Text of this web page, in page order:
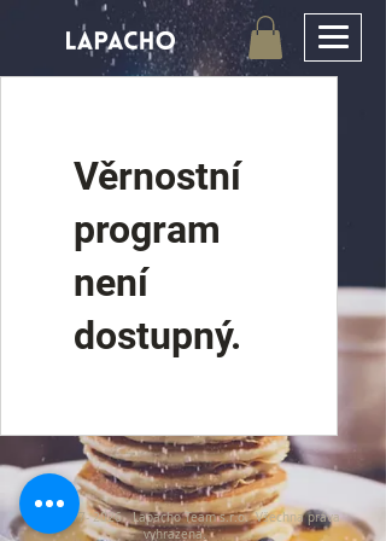
Věrnostní
program
není
dostupný.
2017- 2026Lapacho Team s.r.o. Všechna práva
vyhrazena.